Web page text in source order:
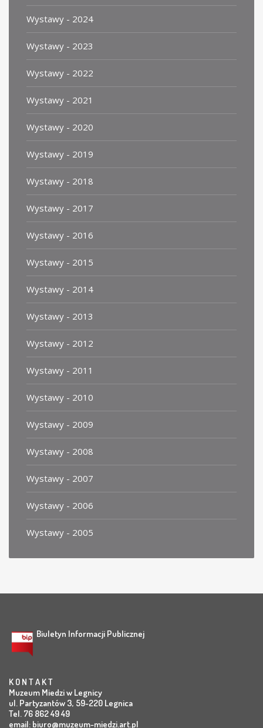
Wystawy - 2024
Wystawy - 2023
Wystawy - 2022
Wystawy - 2021
Wystawy - 2020
Wystawy - 2019
Wystawy - 2018
Wystawy - 2017
Wystawy - 2016
Wystawy - 2015
Wystawy - 2014
Wystawy - 2013
Wystawy - 2012
Wystawy - 2011
Wystawy - 2010
Wystawy - 2009
Wystawy - 2008
Wystawy - 2007
Wystawy - 2006
Wystawy - 2005
Biuletyn Informacji Publicznej
K O N T A K T
Muzeum Miedzi w Legnicy
ul. Partyzantów 3, 59-220 Legnica
Tel. 76 862 49 49
email: biuro@muzeum-miedzi.art.pl